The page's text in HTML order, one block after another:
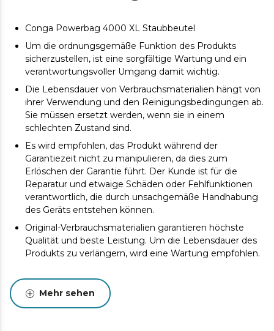
Conga Powerbag 4000 XL Staubbeutel
Um die ordnungsgemäße Funktion des Produkts
sicherzustellen, ist eine sorgfältige Wartung und ein
verantwortungsvoller Umgang damit wichtig.
Die Lebensdauer von Verbrauchsmaterialien hängt von
ihrer Verwendung und den Reinigungsbedingungen ab.
Sie müssen ersetzt werden, wenn sie in einem
schlechten Zustand sind.
Es wird empfohlen, das Produkt während der
Garantiezeit nicht zu manipulieren, da dies zum
Erlöschen der Garantie führt. Der Kunde ist für die
Reparatur und etwaige Schäden oder Fehlfunktionen
verantwortlich, die durch unsachgemäße Handhabung
des Geräts entstehen können.
Original-Verbrauchsmaterialien garantieren höchste
Qualität und beste Leistung. Um die Lebensdauer des
Produkts zu verlängern, wird eine Wartung empfohlen.
Mehr sehen